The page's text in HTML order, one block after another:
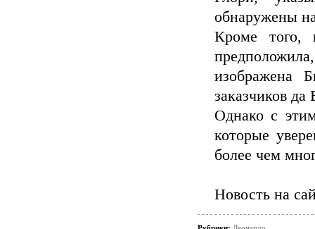
обнаружены
Кроме того,
изображена
заказчиков
Однако с
которые
более чем
Новость на